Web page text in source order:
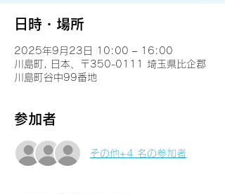
日時・場所
2025年9月23日 10:00 – 16:00
川島町, 日本、〒350-0111 埼玉県比企郡
川島町谷中99番地
参加者
その他+4 名の参加者